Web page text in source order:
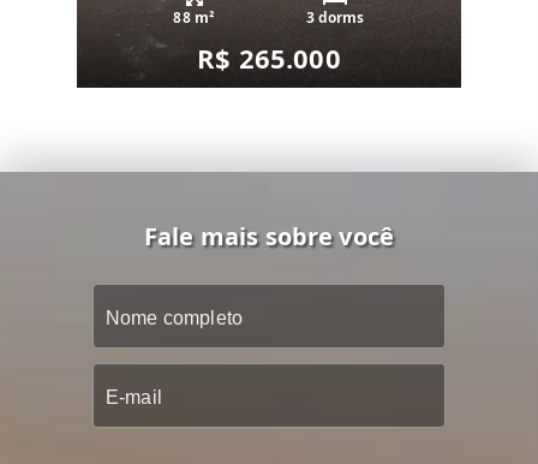
88 m² 3 dorms
R$ 265.000
Fale mais sobre você